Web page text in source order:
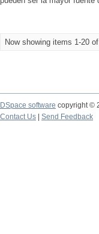
Now showing items 1-20
DSpace software copyright ©
Contact Us
Send Feedback